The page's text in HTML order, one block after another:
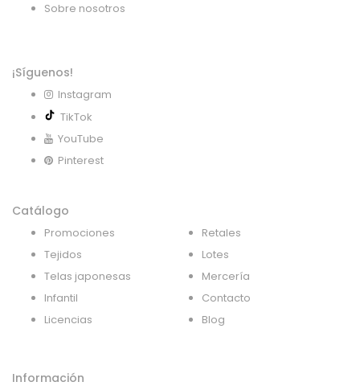
Sobre nosotros
¡Síguenos!
Instagram
TikTok
YouTube
Pinterest
Catálogo
Promociones
Tejidos
Telas japonesas
Infantil
Licencias
Retales
Lotes
Mercería
Contacto
Blog
Información